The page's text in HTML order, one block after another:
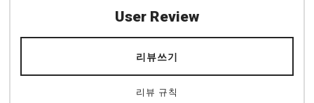
User Review
리뷰쓰기
리뷰 규칙